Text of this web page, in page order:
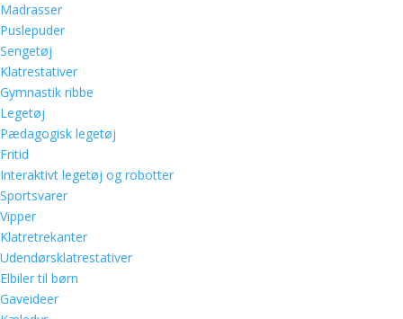
Madrasser
Puslepuder
Sengetøj
Klatrestativer
Gymnastik ribbe
Legetøj
Pædagogisk legetøj
Fritid
Interaktivt legetøj og robotter
Sportsvarer
Vipper
Klatretrekanter
Udendørsklatrestativer
Elbiler til børn
Gaveideer